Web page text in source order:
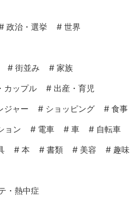
政治・選挙 # 世界
# 街並み # 家族
カップル # 出産・育児
ジャー # ショッピング # 食事
ョン # 電車 # 車 # 自転車
# 本 # 書類 # 美容 # 趣味
・熱中症